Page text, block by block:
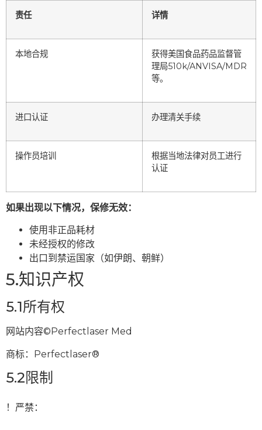
责任 详情
本地合规
获得美国食品药品监督管
理局510k/ANVISA/MDR
等。
进口认证 办理清关手续
操作员培训
根据当地法律对员工进行
认证
如果出现以下情况，保修无效：
使用非正品耗材
未经授权的修改
出口到禁运国家（如伊朗、朝鲜）
5.知识产权
5.1所有权
网站内容©Perfectlaser Med
商标：Perfectlaser®
5.2限制
！严禁：